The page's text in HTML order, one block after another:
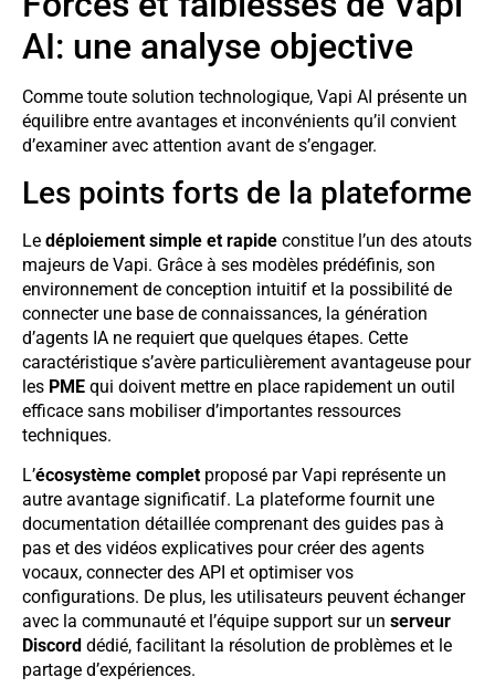
AI: une analyse objective
Comme toute solution technologique, Vapi AI présente un
équilibre entre avantages et inconvénients qu’il convient
d’examiner avec attention avant de s’engager.
Les points forts de la plateforme
Le déploiement simple et rapide constitue l’un des atouts
majeurs de Vapi. Grâce à ses modèles prédéfinis, son
environnement de conception intuitif et la possibilité de
connecter une base de connaissances, la génération
d’agents IA ne requiert que quelques étapes. Cette
caractéristique s’avère particulièrement avantageuse pour
les PME qui doivent mettre en place rapidement un outil
efficace sans mobiliser d’importantes ressources
techniques.
L’écosystème complet proposé par Vapi représente un
autre avantage significatif. La plateforme fournit une
documentation détaillée comprenant des guides pas à
pas et des vidéos explicatives pour créer des agents
vocaux, connecter des API et optimiser vos
configurations. De plus, les utilisateurs peuvent échanger
avec la communauté et l’équipe support sur un serveur
Discord dédié, facilitant la résolution de problèmes et le
partage d’expériences.